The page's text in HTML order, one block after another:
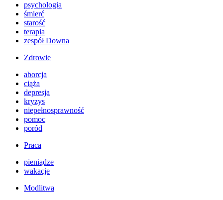
psychologia
śmierć
starość
terapia
zespół Downa
Zdrowie
aborcja
ciąża
depresja
kryzys
niepełnosprawność
pomoc
poród
Praca
pieniądze
wakacje
Modlitwa